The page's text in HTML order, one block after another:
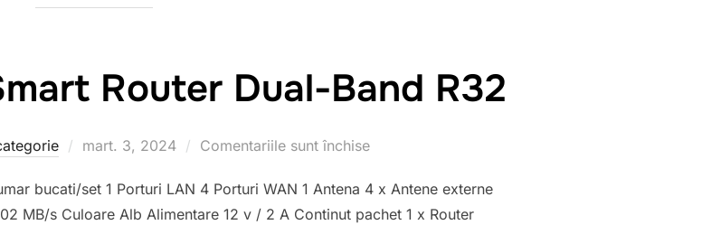
Router Dual-Band R32
Publicat
mart. 3, 2024 Comentariile sunt închise
bucati/set 1 Porturi LAN 4 Porturi WAN 1 Antena 4 x Antene externe
MB/s Culoare Alb Alimentare 12 v / 2 A Continut pachet 1 x Router